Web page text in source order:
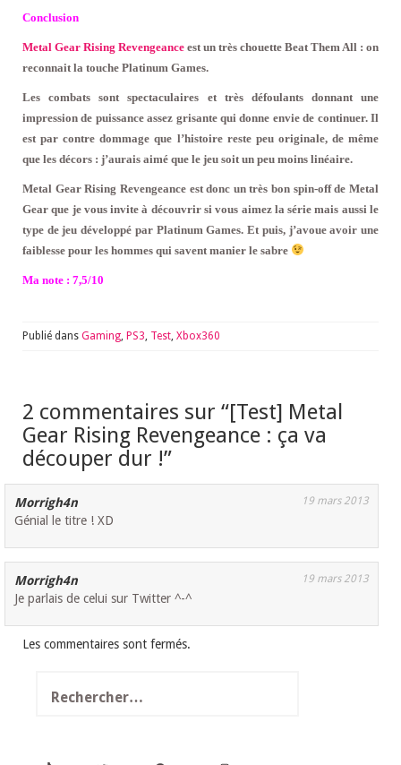
Conclusion
Metal Gear Rising Revengeance est un très chouette Beat Them All : on
reconnait la touche Platinum Games.
Les combats sont spectaculaires et très défoulants donnant une
impression de puissance assez grisante qui donne envie de continuer. Il
est par contre dommage que l’histoire reste peu originale, de même
que les décors : j’aurais aimé que le jeu soit un peu moins linéaire.
Metal Gear Rising Revengeance est donc un très bon spin-off de Metal
Gear que je vous invite à découvrir si vous aimez la série mais aussi le
type de jeu développé par Platinum Games. Et puis, j’avoue avoir une
faiblesse pour les hommes qui savent manier le sabre
Ma note : 7,5/10
Publié dans Gaming PS3 Test Xbox360
2 commentaires sur “[Test] Metal
Gear Rising Revengeance : ça va
découper dur !”
Morrigh4n 19 mars 2013
Génial le titre ! XD
Morrigh4n 19 mars 2013
Je parlais de celui sur Twitter ^-^
Les commentaires sont fermés.